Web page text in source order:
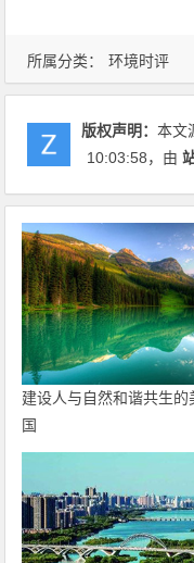
所属分类： 环境时评
版权声明：本文
10:03:58，由
建设人与自然和谐共生的
国